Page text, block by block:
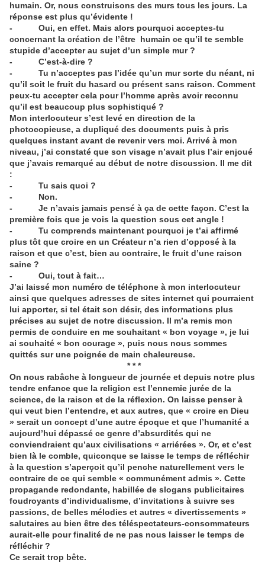
humain. Or, nous construisons des murs tous les jours. La
réponse est plus qu’évidente !
- Oui, en effet. Mais alors pourquoi acceptes-tu
concernant la création de l’être humain ce qu’il te semble
stupide d’accepter au sujet d’un simple mur ?
- C’est-à-dire ?
- Tu n’acceptes pas l’idée qu’un mur sorte du néant, ni
qu’il soit le fruit du hasard ou présent sans raison. Comment
peux-tu accepter cela pour l’homme après avoir reconnu
qu’il est beaucoup plus sophistiqué ?
Mon interlocuteur s’est levé en direction de la
photocopieuse, a dupliqué des documents puis à pris
quelques instant avant de revenir vers moi. Arrivé à mon
niveau, j’ai constaté que son visage n’avait plus l’air enjoué
que j’avais remarqué au début de notre discussion. Il me dit
:
- Tu sais quoi ?
- Non.
- Je n’avais jamais pensé à ça de cette façon. C’est la
première fois que je vois la question sous cet angle !
- Tu comprends maintenant pourquoi je t’ai affirmé
plus tôt que croire en un Créateur n’a rien d’opposé à la
raison et que c’est, bien au contraire, le fruit d’une raison
saine ?
- Oui, tout à fait…
J’ai laissé mon numéro de téléphone à mon interlocuteur
ainsi que quelques adresses de sites internet qui pourraient
lui apporter, si tel était son désir, des informations plus
précises au sujet de notre discussion. Il m’a remis mon
permis de conduire en me souhaitant « bon voyage », je lui
ai souhaité « bon courage », puis nous nous sommes
quittés sur une poignée de main chaleureuse.
* * *
On nous rabâche à longueur de journée et depuis notre plus
tendre enfance que la religion est l’ennemie jurée de la
science, de la raison et de la réflexion. On laisse penser à
qui veut bien l’entendre, et aux autres, que « croire en Dieu
» serait un concept d’une autre époque et que l’humanité a
aujourd’hui dépassé ce genre d’absurdités qui ne
conviendraient qu’aux civilisations « arriérées ». Or, et c’est
bien là le comble, quiconque se laisse le temps de réfléchir
à la question s’aperçoit qu’il penche naturellement vers le
contraire de ce qui semble « communément admis ». Cette
propagande redondante, habillée de slogans publicitaires
foudroyants d’individualisme, d’invitations à suivre ses
passions, de belles mélodies et autres « divertissements »
salutaires au bien être des téléspectateurs-consommateurs
aurait-elle pour finalité de ne pas nous laisser le temps de
réfléchir ?
Ce serait trop bête.